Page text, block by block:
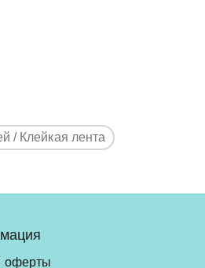
/ Клейкая лента
оферты